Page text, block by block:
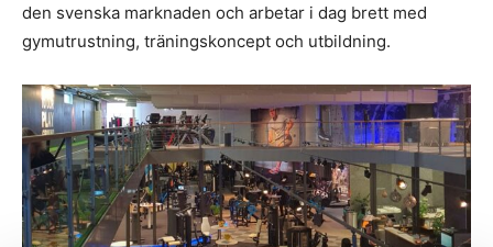
den svenska marknaden och arbetar i dag brett med
gymutrustning, träningskoncept och utbildning.